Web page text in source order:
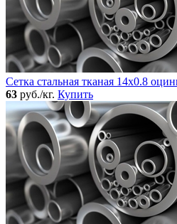
Сетка стальная тканая 14x0.8
63 руб./кг. Купить